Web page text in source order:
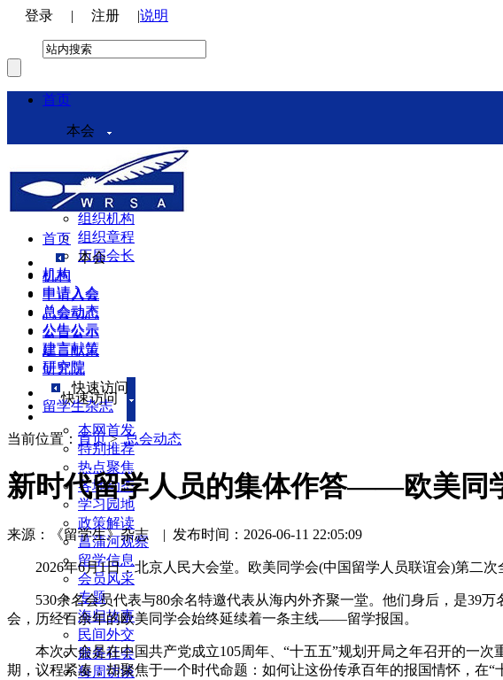
登录 | 注册 |说明
首页
本会
本会介绍
领导机构
理事会
组织机构
组织章程
历届会长
机构
申请入会
总会动态
公告公示
建言献策
研究院
快速访问
本网首发
特别推荐
热点聚焦
各地动态
学习园地
政策解读
菖蒲河观察
留学信息
会员风采
专题
海归故事
民间外交
服务社会
每周访谈
首页
本会
机构
申请入会
总会动态
公告公示
建言献策
研究院
快速访问
留学生杂志
当前位置： 首页>总会动态
新时代留学人员的集体作答——欧美同
来源：《留学生》杂志 | 发布时间：2026-06-11 22:05:09
2026年6月1日，北京人民大会堂。欧美同学会(中国留学人员联谊会)第二次
530余名会员代表与80余名特邀代表从海内外齐聚一堂。他们身后，是39万
会，历经百余年的欧美同学会始终延续着一条主线——留学报国。
本次大会是在中国共产党成立105周年、“十五五”规划开局之年召开的一次
期，议程紧凑，却聚焦于一个时代命题：如何让这份传承百年的报国情怀，在“